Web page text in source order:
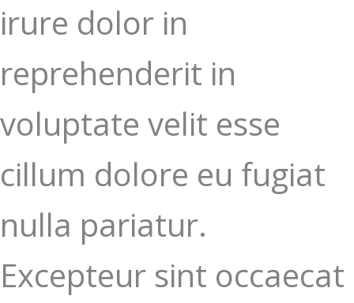
irure dolor in
reprehenderit in
voluptate velit esse
cillum dolore eu fugiat
nulla pariatur.
Excepteur sint occaecat